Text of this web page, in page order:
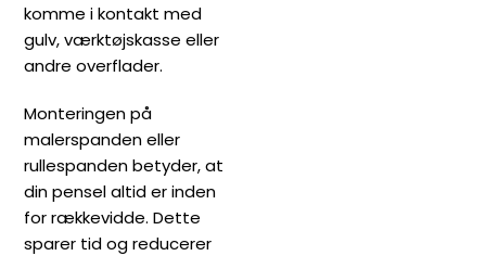
komme i kontakt med
gulv, værktøjskasse eller
andre overflader.
Monteringen på
malerspanden eller
rullespanden betyder, at
din pensel altid er inden
for rækkevidde. Dette
sparer tid og reducerer